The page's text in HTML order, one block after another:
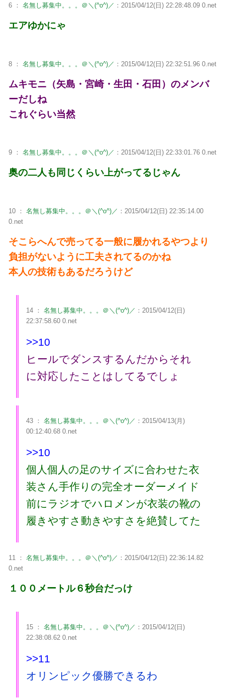
6 ： 名無し募集中。。。＠＼(^o^)／ ：2015/04/12(日) 22:28:48.09 0.net
エアゆかにゃ
8 ： 名無し募集中。。。＠＼(^o^)／ ：2015/04/12(日) 22:32:51.96 0.net
ムキモニ（矢島・宮崎・生田・石田）のメンバ
ーだしね
これぐらい当然
9 ： 名無し募集中。。。＠＼(^o^)／ ：2015/04/12(日) 22:33:01.76 0.net
奥の二人も同じくらい上がってるじゃん
10 ： 名無し募集中。。。＠＼(^o^)／ ：2015/04/12(日) 22:35:14.00
0.net
そこらへんで売ってる一般に履かれるやつより
負担がないように工夫されてるのかね
本人の技術もあるだろうけど
14 ： 名無し募集中。。。＠＼(^o^)／ ：2015/04/12(日)
22:37:58.60 0.net
>>10
ヒールでダンスするんだからそれ
に対応したことはしてるでしょ
43 ： 名無し募集中。。。＠＼(^o^)／ ：2015/04/13(月)
00:12:40.68 0.net
>>10
個人個人の足のサイズに合わせた衣
装さん手作りの完全オーダーメイド
前にラジオでハロメンが衣装の靴の
履きやすさ動きやすさを絶賛してた
11 ： 名無し募集中。。。＠＼(^o^)／ ：2015/04/12(日) 22:36:14.82
0.net
１００メートル６秒台だっけ
15 ： 名無し募集中。。。＠＼(^o^)／ ：2015/04/12(日)
22:38:08.62 0.net
>>11
オリンピック優勝できるわ